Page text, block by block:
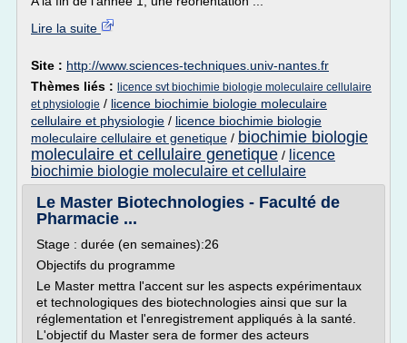
Lire la suite
Site : http://www.sciences-techniques.univ-nantes.fr
Thèmes liés : licence svt biochimie biologie moleculaire cellulaire
et physiologie / licence biochimie biologie moleculaire
cellulaire et physiologie / licence biochimie biologie
moleculaire cellulaire et genetique / biochimie biologie
moleculaire et cellulaire genetique / licence
biochimie biologie moleculaire et cellulaire
Le Master Biotechnologies - Faculté de
Pharmacie ...
Stage : durée (en semaines):26
Objectifs du programme
Le Master mettra l'accent sur les aspects expérimentaux
et technologiques des biotechnologies ainsi que sur la
réglementation et l'enregistrement appliqués à la santé.
L'objectif du Master sera de former des acteurs